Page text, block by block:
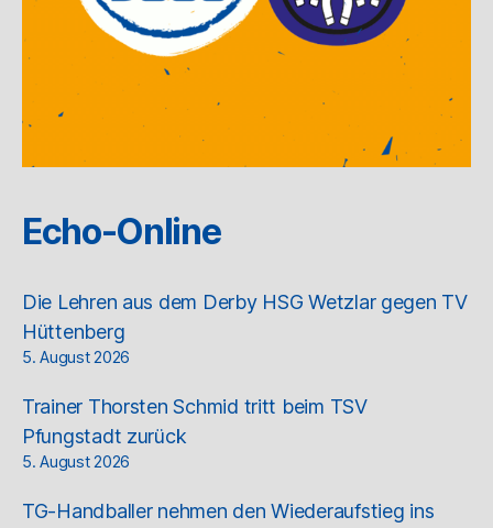
Echo-Online
Die Lehren aus dem Derby HSG Wetzlar gegen TV
Hüttenberg
5. August 2026
Trainer Thorsten Schmid tritt beim TSV
Pfungstadt zurück
5. August 2026
TG-Handballer nehmen den Wiederaufstieg ins